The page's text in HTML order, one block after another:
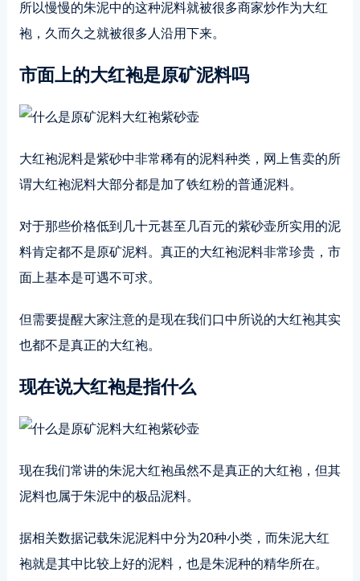
所以慢慢的朱泥中的这种泥料就被很多商家炒作为大红
袍，久而久之就被很多人沿用下来。
市面上的大红袍是原矿泥料吗
大红袍泥料是紫砂中非常稀有的泥料种类，网上售卖的所
谓大红袍泥料大部分都是加了铁红粉的普通泥料。
对于那些价格低到几十元甚至几百元的紫砂壶所实用的泥
料肯定都不是原矿泥料。真正的大红袍泥料非常珍贵，市
面上基本是可遇不可求。
但需要提醒大家注意的是现在我们口中所说的大红袍其实
也都不是真正的大红袍。
现在说大红袍是指什么
现在我们常讲的朱泥大红袍虽然不是真正的大红袍，但其
泥料也属于朱泥中的极品泥料。
据相关数据记载朱泥泥料中分为20种小类，而朱泥大红
袍就是其中比较上好的泥料，也是朱泥种的精华所在。